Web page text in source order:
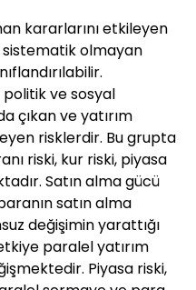
kararlarını etkileyen
olmayan
ve sosyal
çıkan ve yatırım
risklerdir. Bu grupta
riski, kur riski, piyasa
Satın alma gücü
satın alma
değişimin yarattığı
paralel yatırım
Piyasa riski,